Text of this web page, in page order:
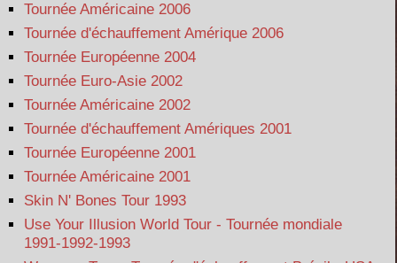
Tournée Américaine 2006
Tournée d'échauffement Amérique 2006
Tournée Européenne 2004
Tournée Euro-Asie 2002
Tournée Américaine 2002
Tournée d'échauffement Amériques 2001
Tournée Européenne 2001
Tournée Américaine 2001
Skin N' Bones Tour 1993
Use Your Illusion World Tour - Tournée mondiale
1991-1992-1993